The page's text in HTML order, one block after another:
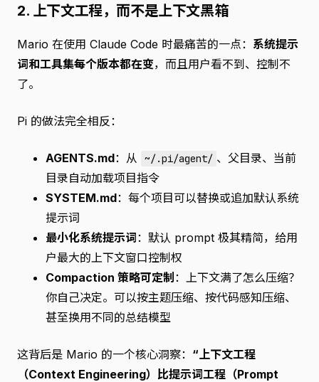
2. 上下文工程，而不是上下文黑箱
Mario 在使用 Claude Code 时最痛苦的一点： 系统提示
词和工具集每个版本都在变，而且用户看不到、控制不
了。
Pi 的做法完全相反：
AGENTS.md：从 ~/.pi/agent/ 、父目录、当前
目录自动加载项目指令
SYSTEM.md：每个项目可以替换或追加默认系统
提示词
最小化系统提示词：默认 prompt 极其精简，给用
户最大的上下文窗口控制权
Compaction 策略可定制 ：上下文满了怎么压缩？
你自己决定。可以按主题压缩、按代码感知压缩、
甚至换用不同的总结模型
这背后是 Mario 的一个核心洞察： “上下文工程
（Context Engineering）比提示词工程（Prompt